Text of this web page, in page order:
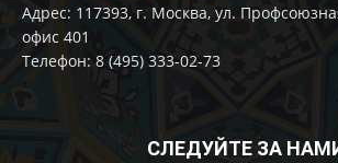
Адрес: 117393, г. Москва, ул.
офис 401
Телефон: 8 (495) 333-02-73
СЛЕДУЙТЕ ЗА